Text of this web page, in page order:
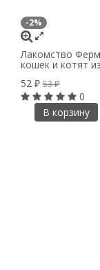
-2%
Лакомство
кошек и котят
52 ₽ 53₽
0
В корзину